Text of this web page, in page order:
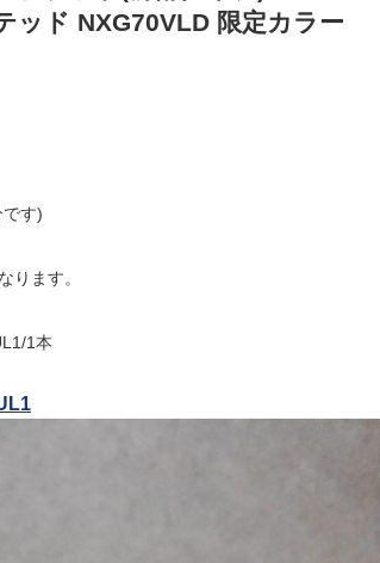
ッド NXG70VLD 限定カラー
す)
ります。
1本